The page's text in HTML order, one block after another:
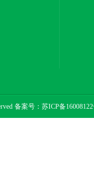
备案号： 苏ICP备